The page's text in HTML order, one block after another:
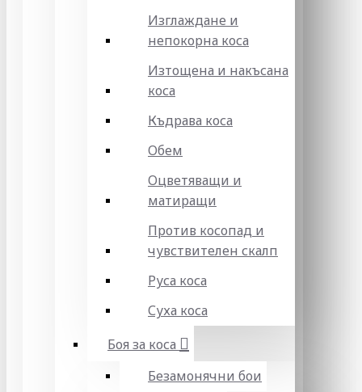
Изглаждане и
непокорна коса
Изтощена и накъсана
коса
Къдрава коса
Обем
Оцветяващи и
матиращи
Против косопад и
чувствителен скалп
Руса коса
Суха коса
Боя за коса
Безамонячни бои